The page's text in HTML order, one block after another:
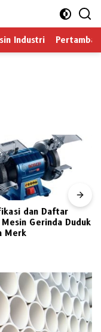
Industri
Jual Distributor
macam Mesin Bor
Berbagai